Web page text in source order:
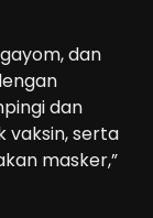
dan
dan
vaksin, serta
masker,”